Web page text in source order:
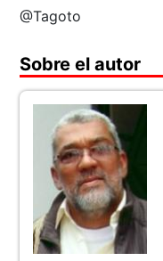
@Tagoto
Sobre el autor